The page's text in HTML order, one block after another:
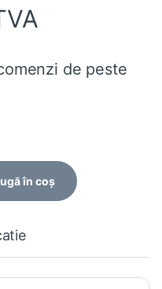
de peste
în coș